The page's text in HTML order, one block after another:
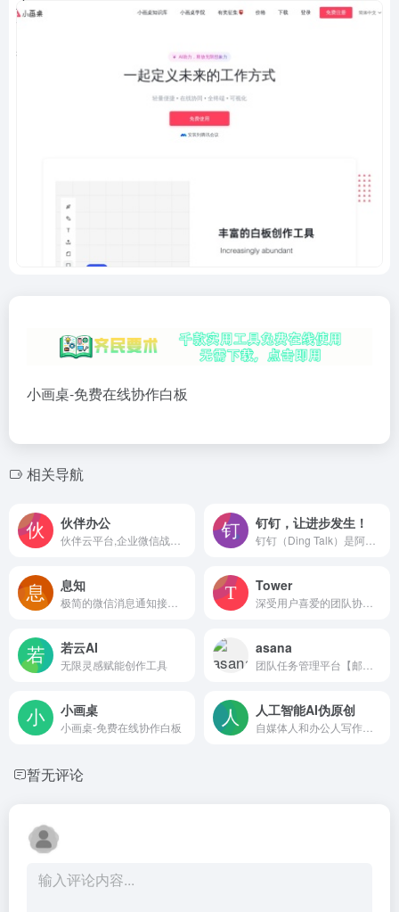
小画桌-免费在线协作白板
相关导航
伙伴办公 钉钉，让进步发生！
息知 Tower
若云AI
无限灵感赋能创作工具
asana
小画桌
小画桌-免费在线协作白板
人工智能AI伪原创
暂无评论